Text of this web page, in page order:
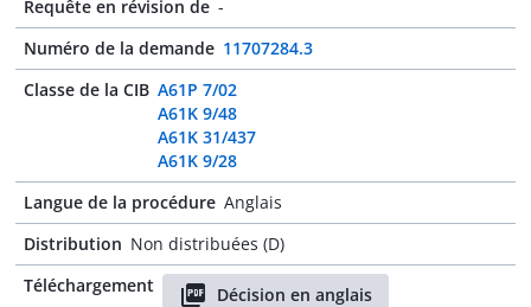
Requête en révision de -
Numéro de la demande 11707284.3
Classe de la CIB A61P 7/02
A61K 9/48
A61K 31/437
A61K 9/28
Langue de la procédure Anglais
Distribution Non distribuées (D)
Téléchargement
Décision en anglais